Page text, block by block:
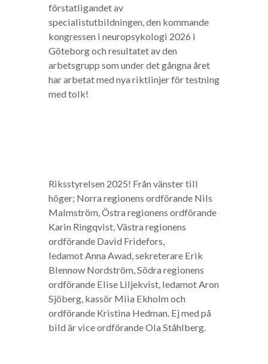
förstatligandet av
specialistutbildningen, den kommande
kongressen i neuropsykologi 2026 i
Göteborg och resultatet av den
arbetsgrupp som under det gångna året
har arbetat med nya riktlinjer för testning
med tolk!
Riksstyrelsen 2025! Från vänster till
höger; Norra regionens ordförande Nils
Malmström, Östra regionens ordförande
Karin Ringqvist, Västra regionens
ordförande David Fridefors,
ledamotAnna Awad, sekreterare Erik
Blennow Nordström, Södra regionens
ordförande Elise Liljekvist, ledamotAron
Sjöberg, kassör Miia Ekholm och
ordförande Kristina Hedman. Ej med på
bild är vice ordförande Ola Ståhlberg.